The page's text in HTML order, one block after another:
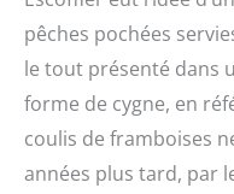
pêches pochées
le tout présenté dans
forme de cygne, en
coulis de framboises
années plus tard, par